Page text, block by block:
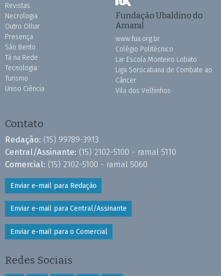
Revistas
Necrologia
Outro Olhar
Presença
São Bento
Tá na Rede
Tecnologia
Turismo
Uniso Ciência
Fundação Ubaldino do
Amaral
www.fua.org.br
Colégio Politécnico
Lar Escola Monteiro Lobato
Liga Sorocabana de Combate ao
Câncer
Vila dos Velhinhos
Contato
Redação: (15) 99789-3913
Central/Assinante: (15) 2102-5100 - ramal 5110
Comercial: (15) 2102-5100 - ramal 5060
Enviar e-mail para Redação
Enviar e-mail para Central/Assinante
Enviar e-mail para o Comercial
Redes Sociais